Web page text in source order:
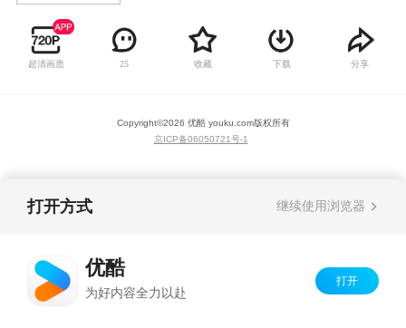
怜的流浪狗，而是来自外星球的长着六支脚的危
险分子，只是在流放中偷跑到地球上来的！为了
在地球上隐藏身份，史迪仔只能把自己的两只脚
了形影不离的好伙伴。
超清画质 25 收藏 下载 分享
Copyright©2026 优酷 youku.com版权所有
京ICP备06050721号-1
打开方式 继续使用浏览器
优酷
为好内容全力以赴
打开